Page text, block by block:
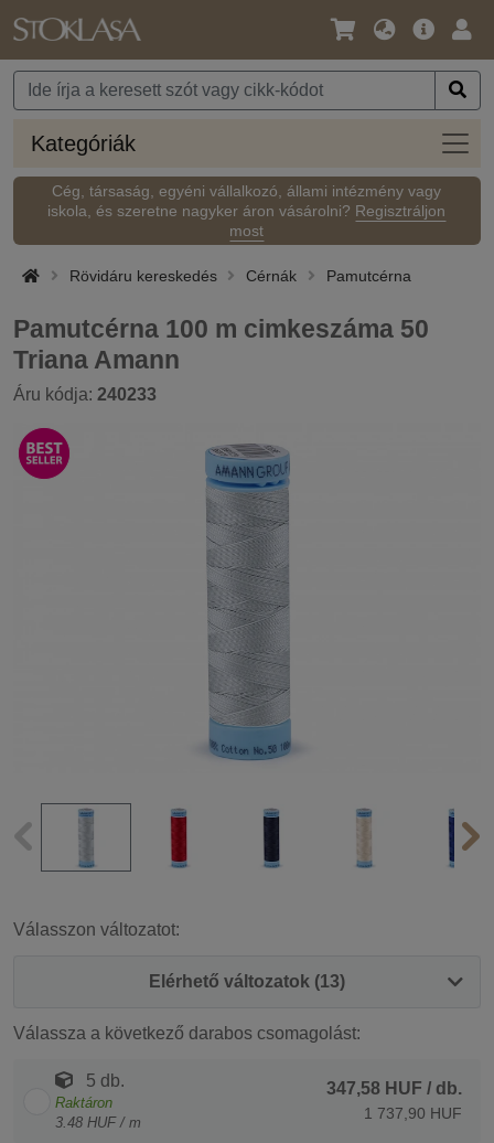
Nyelv
Pénznem
Fő
Kategóriák
Cég, társaság, egyéni vállalkozó, állami intézmény vagy
iskola, és szeretne nagyker áron vásárolni? Regisztráljon
most
Rövidáru kereskedés Cérnák Pamutcérna
Pamutcérna 100 m cimkeszáma 50
Triana Amann
Áru kódja: 240233
Válasszon változatot:
Elérhető változatok (13)
Válassza a következő darabos csomagolást:
5 db.
Raktáron
3.48 HUF / m
347,58 HUF / db.
1 737,90 HUF